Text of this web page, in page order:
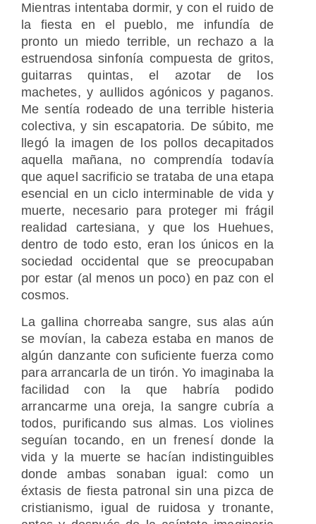
Mientras intentaba dormir, y con el ruido de
la fiesta en el pueblo, me infundía de
pronto un miedo terrible, un rechazo a la
estruendosa sinfonía compuesta de gritos,
guitarras quintas, el azotar de los
machetes, y aullidos agónicos y paganos.
Me sentía rodeado de una terrible histeria
colectiva, y sin escapatoria. De súbito, me
llegó la imagen de los pollos decapitados
aquella mañana, no comprendía todavía
que aquel sacrificio se trataba de una etapa
esencial en un ciclo interminable de vida y
muerte, necesario para proteger mi frágil
realidad cartesiana, y que los Huehues,
dentro de todo esto, eran los únicos en la
sociedad occidental que se preocupaban
por estar (al menos un poco) en paz con el
cosmos.
La gallina chorreaba sangre, sus alas aún
se movían, la cabeza estaba en manos de
algún danzante con suficiente fuerza como
para arrancarla de un tirón. Yo imaginaba la
facilidad con la que habría podido
arrancarme una oreja, la sangre cubría a
todos, purificando sus almas. Los violines
seguían tocando, en un frenesí donde la
vida y la muerte se hacían indistinguibles
donde ambas sonaban igual: como un
éxtasis de fiesta patronal sin una pizca de
cristianismo, igual de ruidosa y tronante,